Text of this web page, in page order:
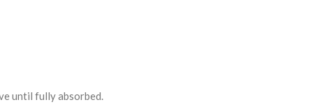
until fully absorbed.